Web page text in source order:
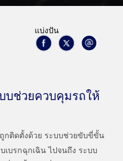
แบ่งปัน
บช่วยควบคุมรถให้
กติดตั้งด้วย ระบบช่วยขับขี่ขั้น
เบรกฉุกเฉิน ไปจนถึง ระบบ